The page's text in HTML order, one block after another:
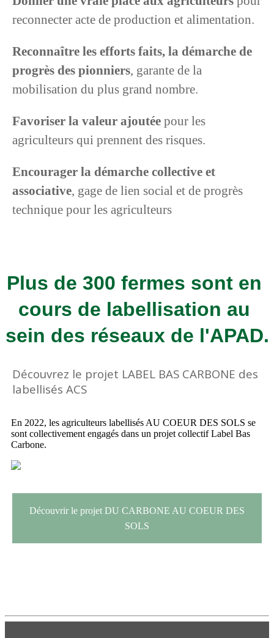
reconnecter acte de production et alimentation.
Reconnaître les efforts faits, la démarche de
progrès des pionniers, garante de la
mobilisation du plus grand nombre.
Favoriser la valeur ajoutée pour les
agriculteurs qui prennent des risques.
Encourager la démarche collective et
associative, gage de lien social et de progrès
technique pour les agriculteurs
Plus de 300 fermes sont en
cours de labellisation au
sein des réseaux de l'APAD.
Découvrez le projet LABEL BAS CARBONE des
labellisés ACS
En 2022, les agriculteurs labellisés AU COEUR DES SOLS se
sont collectivement engagés dans un projet collectif Label Bas
Carbone.
Découvrir le projet DU CARBONE AU COEUR DES
SOLS